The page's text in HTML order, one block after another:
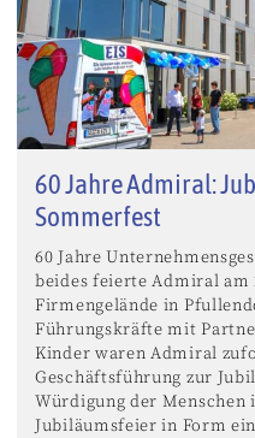
60 Jahre Admiral:
Sommerfest
60 Jahre
beides feierte Admiral am
Firmengelände in
Führungskräfte mit
Kinder waren Admiral
Geschäftsführung zur
Würdigung der
Jubiläumsfeier in Form